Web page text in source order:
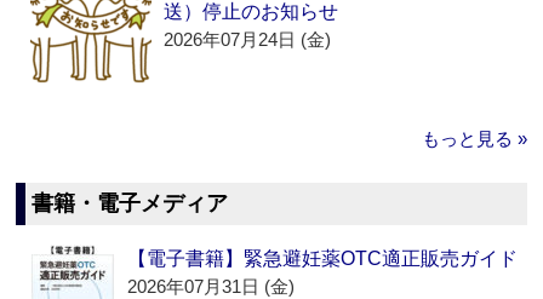
送）停止のお知らせ
2026年07月24日 (金)
もっと見る »
書籍・電子メディア
【電子書籍】緊急避妊薬OTC適正販売ガイド
2026年07月31日 (金)